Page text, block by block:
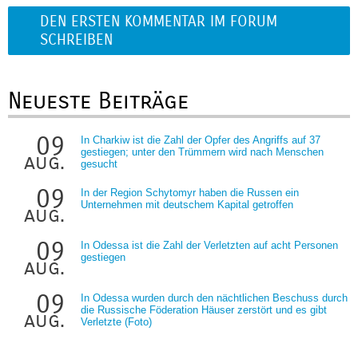
DEN ERSTEN KOMMENTAR IM FORUM
SCHREIBEN
Neueste Beiträge
09
aug.
In Charkiw ist die Zahl der Opfer des Angriffs auf 37
gestiegen; unter den Trümmern wird nach Menschen
gesucht
09
aug.
In der Region Schytomyr haben die Russen ein
Unternehmen mit deutschem Kapital getroffen
09
aug.
In Odessa ist die Zahl der Verletzten auf acht Personen
gestiegen
09
aug.
In Odessa wurden durch den nächtlichen Beschuss durch
die Russische Föderation Häuser zerstört und es gibt
Verletzte (Foto)